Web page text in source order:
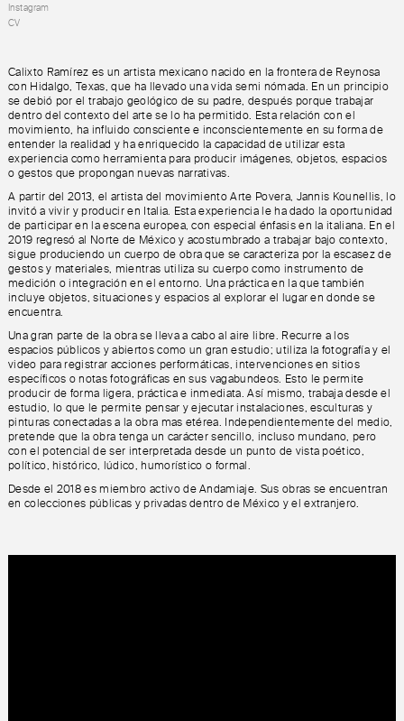
Instagram
CV
Calixto Ramírez es un artista mexicano nacido en la frontera de Reynosa
con Hidalgo, Texas, que ha llevado una vida semi nómada. En un principio
se debió por el trabajo geológico de su padre, después porque trabajar
dentro del contexto del arte se lo ha permitido. Esta relación con el
movimiento, ha influido consciente e inconscientemente en su forma de
entender la realidad y ha enriquecido la capacidad de utilizar esta
experiencia como herramienta para producir imágenes, objetos, espacios
o gestos que propongan nuevas narrativas.
A partir del 2013, el artista del movimiento Arte Povera, Jannis Kounellis, lo
invitó a vivir y producir en Italia. Esta experiencia le ha dado la oportunidad
de participar en la escena europea, con especial énfasis en la italiana. En el
2019 regresó al Norte de México y acostumbrado a trabajar bajo contexto,
sigue produciendo un cuerpo de obra que se caracteriza por la escasez de
gestos y materiales, mientras utiliza su cuerpo como instrumento de
medición o integración en el entorno. Una práctica en la que también
incluye objetos, situaciones y espacios al explorar el lugar en donde se
encuentra.
Una gran parte de la obra se lleva a cabo al aire libre. Recurre a los
espacios públicos y abiertos como un gran estudio; utiliza la fotografía y el
video para registrar acciones performáticas, intervenciones en sitios
específicos o notas fotográficas en sus vagabundeos. Esto le permite
producir de forma ligera, práctica e inmediata. Así mismo, trabaja desde el
estudio, lo que le permite pensar y ejecutar instalaciones, esculturas y
pinturas conectadas a la obra mas etérea. Independientemente del medio,
pretende que la obra tenga un carácter sencillo, incluso mundano, pero
con el potencial de ser interpretada desde un punto de vista poético,
político, histórico, lúdico, humorístico o formal.
Desde el 2018 es miembro activo de Andamiaje. Sus obras se encuentran
en colecciones públicas y privadas dentro de México y el extranjero.